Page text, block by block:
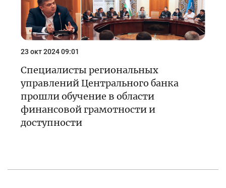
23 окт 2024 09:01
Специалисты региональных
управлений Центрального банка
прошли обучение в области
финансовой грамотности и
доступности